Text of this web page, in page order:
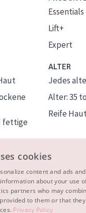
Essentials
Lift+
Expert
fettige
ALTER
Jedes
Alter: 35
Reife
cookies
content and ads
about your use
partners who may
to them or that
Privacy Policy